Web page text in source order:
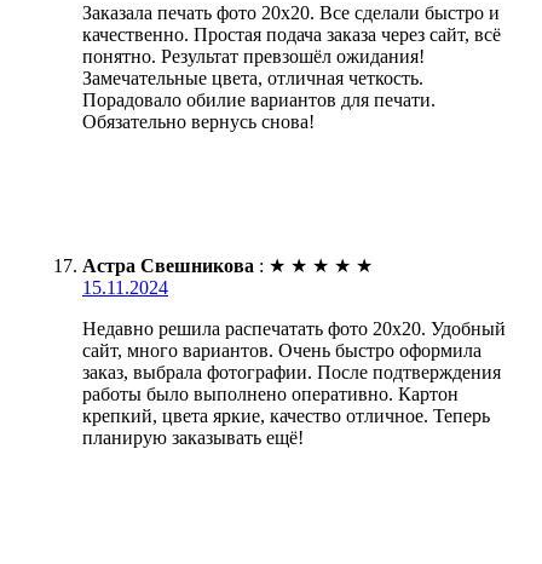
Заказала печать фото 20х20. Все сделали быстро и
качественно. Простая подача заказа через сайт, всё
понятно. Результат превзошёл ожидания!
Замечательные цвета, отличная четкость.
Порадовало обилие вариантов для печати.
Обязательно вернусь снова!
Астра Свешникова : ★ ★ ★ ★ ★
15.11.2024
Недавно решила распечатать фото 20х20. Удобный
сайт, много вариантов. Очень быстро оформила
заказ, выбрала фотографии. После подтверждения
работы было выполнено оперативно. Картон
крепкий, цвета яркие, качество отличное. Теперь
планирую заказывать ещё!